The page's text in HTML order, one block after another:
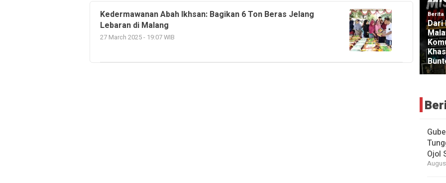
Kedermawanan Abah Ikhsan: Bagikan 6 Ton Beras Jelang
Lebaran di Malang
27 March 2025 - 19:07 WIB
Ojol